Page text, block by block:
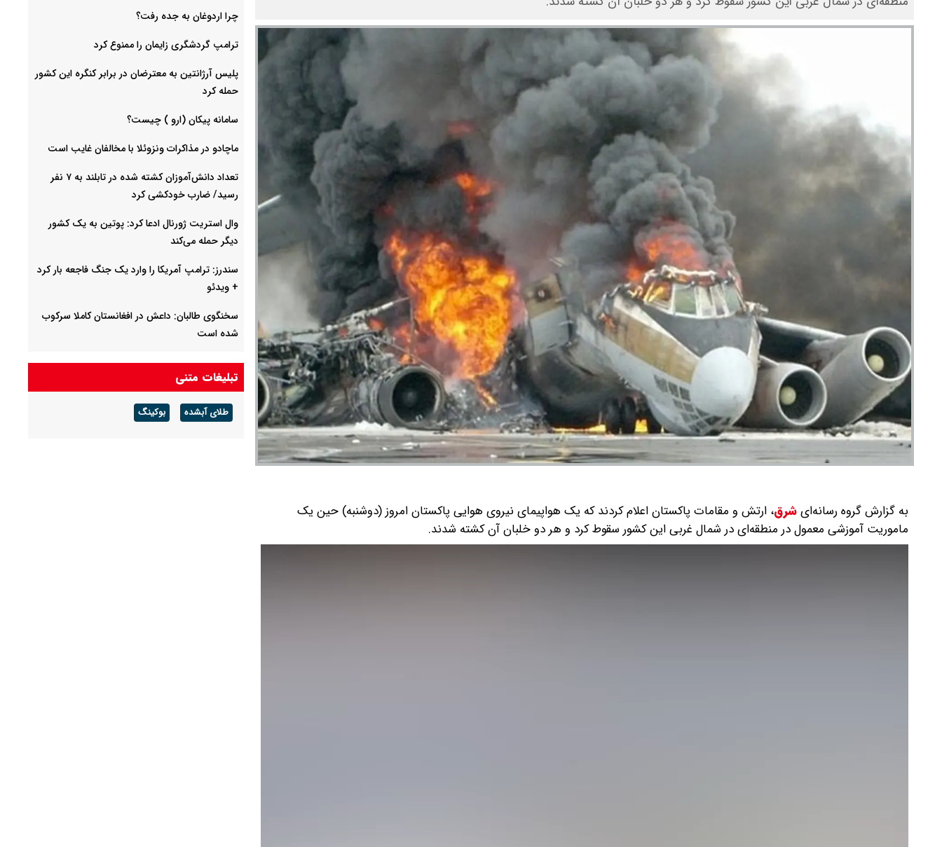
به گزارش گروه رسانه‌ایشرق، ارتش و مقامات پاکستان اعلام کردند که یک هواپیمای نیروی هوایی پاکستان امروز (دوشنبه) حین یک
ماموریت آموزشی معمول در منطقه‌ای در شمال غربی این کشور سقوط کرد و هر دو خلبان آن کشته شدند.
چرا اردوغان به جده رفت؟
ترامپ گردشگری زایمان را ممنوع کرد
پلیس آرژانتین به معترضان در برابر کنگره این کشور
حمله کرد
سامانه پیکان (ارو ) چیست؟
ماچادو در مذاکرات ونزوئلا با مخالفان غایب است
تعداد دانش‌آموزان کشته شده در تابلند به ۷ نفر
رسید/ ضارب خودکشی کرد
وال استریت ژورنال ادعا کرد: پوتین به یک کشور
دیگر حمله می‌کند
سندرز: ترامپ آمریکا را وارد یک جنگ فاجعه بار کرد
+ ویدئو
سخنگوی طالبان: داعش در افغانستان کاملا سرکوب
شده است
انفجار در یمن
تبلیغات متنی
طلای آبشده بوکینگ